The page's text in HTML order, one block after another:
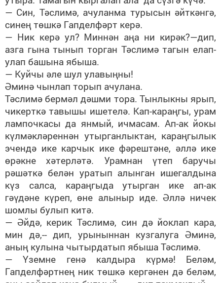
— Син, Тәслимә, ачуланма турысын әйткәнгә,
синең төшкә Гапделфәрт керә.
— Ник керә ул? Миннән аңа ни кирәк?—дип,
азга гына тынып торган Тәслимә тагын елап-
улап башына ябыша.
— Куйчы әле шул улавыңны!
Әминә чынлап торып ачулана.
Тәслимә бермәл дәшми тора. Тынлыкны ярып,
чикерткә тавышы ишетелә. Кап-караңгы, урам
лампочкасы да янмый, ичмасам. Ап-ак йокы
күлмәкләреннән утырганлыктан, караңгылык
эчендә ике карчык ике фәрештәне, әллә ике
өрәкне хәтерләтә. Урамнан үтеп баручы
рәшәткә белән уратып алынган ишегалдына
күз салса, караңгыда утырган ике ап-ак
гәүдәне күреп, өне алыныр иде. Әллә ничек
шомлы булып китә.
— Әйдә, керик Тәслимә, син дә йоклап кара,
мин дә,-- дип, урыныннан кузгалуга Әминә,
аның кулына чытырдатып ябыша Тәслимә.
— Үземне генә калдыра күрмә! Беләм,
Гапделфәртнең ник төшкә кергәнен дә беләм,